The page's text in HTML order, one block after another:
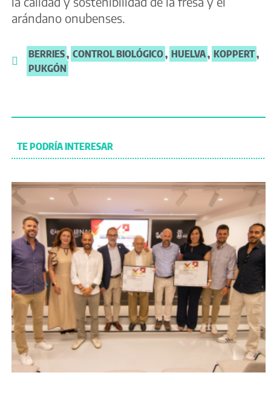
arándano onubenses.
BERRIES, CONTROL BIOLÓGICO, HUELVA, KOPPERT,
PUKGÓN
TE PODRÍA INTERESAR